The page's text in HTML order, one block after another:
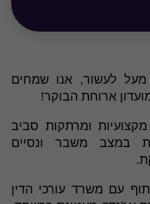
לעשור, אנו שמחים
ארוחת הבוקר!
ומרתקות סביב
במצב משבר ונסיים
עם משרד עורכי הדין